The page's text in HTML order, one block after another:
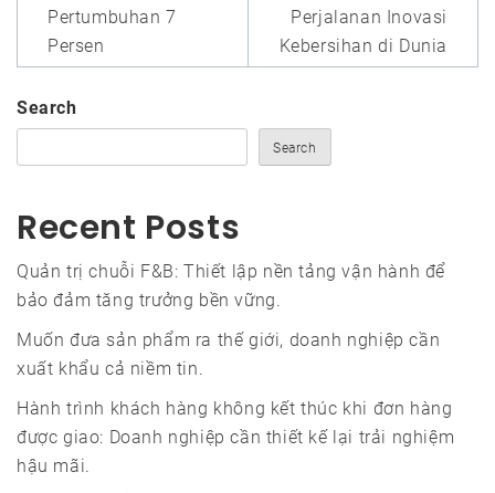
Pertumbuhan 7
Persen
Perjalanan Inovasi
Kebersihan di Dunia
Search
Search
Recent Posts
Quản trị chuỗi F&B: Thiết lập nền tảng vận hành để
bảo đảm tăng trưởng bền vững.
Muốn đưa sản phẩm ra thế giới, doanh nghiệp cần
xuất khẩu cả niềm tin.
Hành trình khách hàng không kết thúc khi đơn hàng
được giao: Doanh nghiệp cần thiết kế lại trải nghiệm
hậu mãi.